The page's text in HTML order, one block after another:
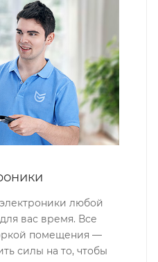
любой
вас время. Все
помещения —
силы на то, чтобы